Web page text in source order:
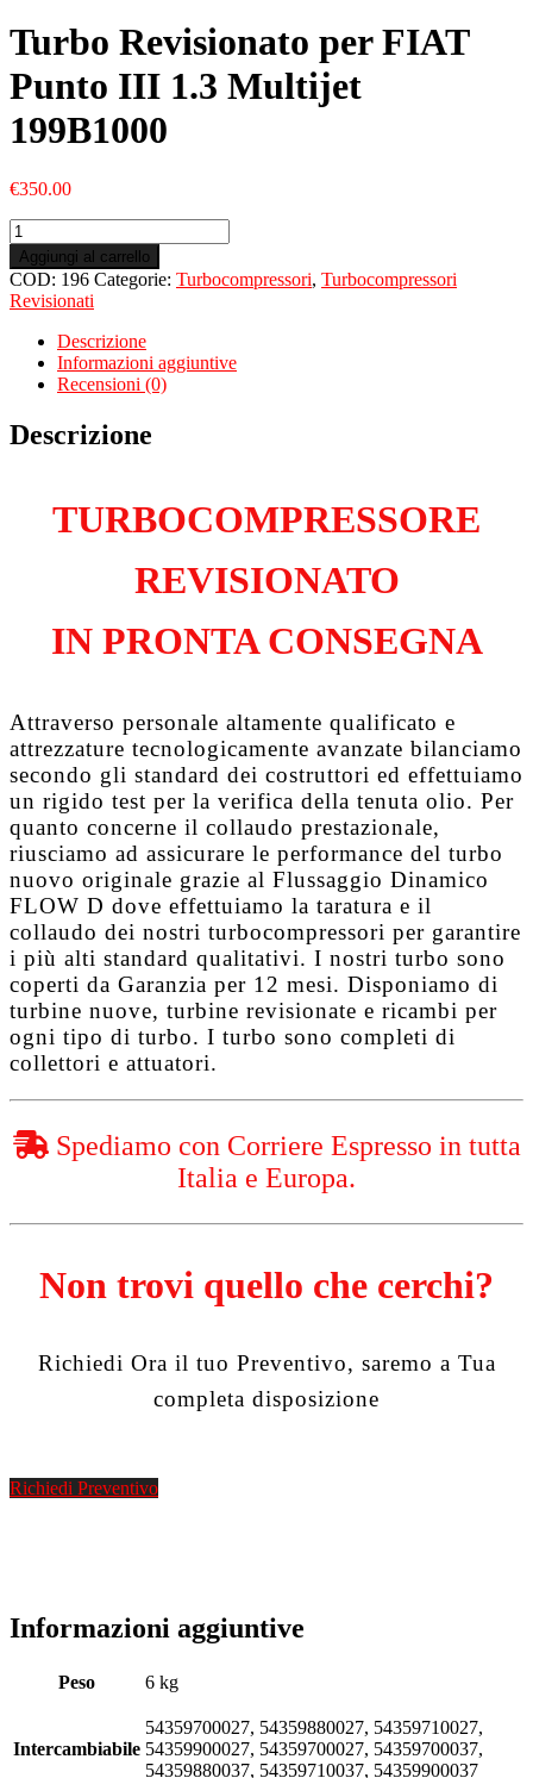
Turbo Revisionato per FIAT
Punto III 1.3 Multijet
199B1000
€350.00
Turbo
Revisionato
per
FIAT
Punto
Multijet
199B1000
quantità
Aggiungi al carrello
COD: 196 Categorie: Turbocompressori, Turbocompressori
Revisionati
Descrizione
Informazioni aggiuntive
Recensioni (0)
Descrizione
TURBOCOMPRESSORE
REVISIONATO
IN PRONTA CONSEGNA
Attraverso personale altamente qualificato e
attrezzature tecnologicamente avanzate bilanciamo
secondo gli standard dei costruttori ed effettuiamo
un rigido test per la verifica della tenuta olio. Per
quanto concerne il collaudo prestazionale,
riusciamo ad assicurare le performance del turbo
nuovo originale grazie al Flussaggio Dinamico
FLOW D dove effettuiamo la taratura e il
collaudo dei nostri turbocompressori per garantire
i più alti standard qualitativi. I nostri turbo sono
coperti da Garanzia per 12 mesi. Disponiamo di
turbine nuove, turbine revisionate e ricambi per
ogni tipo di turbo. I turbo sono completi di
collettori e attuatori.
Spediamo con Corriere Espresso in tutta
Italia e Europa.
Non trovi quello che cerchi?
Richiedi Ora il tuo Preventivo, saremo a Tua
completa disposizione
Richiedi Preventivo
Informazioni aggiuntive
Peso 6 kg
Intercambiabile
54359700027, 54359880027, 54359710027,
54359900027, 54359700027, 54359700037,
54359880037, 54359710037, 54359900037